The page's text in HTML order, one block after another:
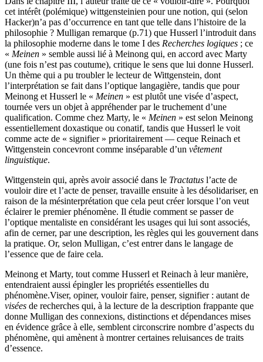
cet intérêt (polémique) wittgensteinien pour une notion, qui (selon
Hacker)n’a pas d’occurrence en tant que telle dans l’histoire de la
philosophie ? Mulligan remarque (p.71) que Husserl l’introduit dans
la philosophie moderne dans le tome I des Recherches logiques ; ce
« Meinen » semble aussi lié à Meinong qui, en accord avec Marty
(une fois n’est pas coutume), critique le sens que lui donne Husserl.
Un thème qui a pu troubler le lecteur de Wittgenstein, dont
l’interprétation se fait dans l’optique langagière, tandis que pour
Meinong et Husserl le « Meinen » est plutôt une visée d’aspect,
tournée vers un objet à appréhender par le truchement d’une
qualification. Comme chez Marty, le « Meinen » est selon Meinong
essentiellement doxastique ou conatif, tandis que Husserl le voit
comme acte de « signifier » prioritairement — ceque Reinach et
Wittgenstein concevront comme inséparable d’un vêtement
linguistique.
Wittgenstein qui, après avoir associé dans le Tractatus l’acte de
vouloir dire et l’acte de penser, travaille ensuite à les désolidariser, en
raison de la mésinterprétation que cela peut créer lorsque l’on veut
éclairer le premier phénomène. Il étudie comment se passer de
l’optique mentaliste en considérant les usages qui lui sont associés,
afin de cerner, par une description, les règles qui les gouvernent dans
la pratique. Or, selon Mulligan, c’est entrer dans le langage de
l’essence que de faire cela.
Meinong et Marty, tout comme Husserl et Reinach à leur manière,
entendraient aussi épingler les propriétés essentielles du
phénomène.Viser, opiner, vouloir faire, penser, signifier : autant de
visées de recherches qui, à la lecture de la description frappante que
donne Mulligan des connexions, distinctions et dépendances mises
en évidence grâce à elle, semblent circonscrire nombre d’aspects du
phénomène, qui amènent à montrer certaines reluisances de traits
d’essence.